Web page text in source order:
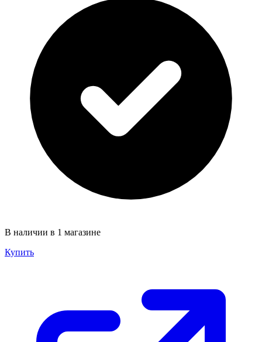
В наличии в 1 магазине
Купить